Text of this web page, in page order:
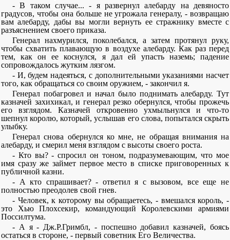
- В таком случае... - я развернул алебарду на девяносто
градусов, чтобы она больше не угрожала генералу, - возвращаю
вам алебарду, дабы вы могли вернуть ее стражнику вместе с
разъяснением своего приказа.
Генерал нахмурился, поколебался, а затем протянул руку,
чтобы схватить плавающую в воздухе алебарду. Как раз перед
тем, как он ее коснулся, я дал ей упасть наземь; падение
сопровождалось жутким лязгом.
- И, будем надеяться, с дополнительными указаниями насчет
того, как обращаться со своим оружием, - закончил я.
Генерал побагровел и начал было поднимать алебарду. Тут
казначей захихикал, и генерал резко обернулся, чтобы прожечь
его взглядом. Казначей откровенно ухмыльнулся и что-то
шепнул королю, который, услышав его слова, попытался скрыть
улыбку.
Генерал снова обернулся ко мне, не обращая внимания на
алебарду, и смерил меня взглядом с высоты своего роста.
- Кто вы? - спросил он тоном, подразумевающим, что мое
имя сразу же займет первое место в списке приговоренных к
публичной казни.
- А кто спрашивает? - ответил я с вызовом, все еще не
полностью преодолев свой гнев.
- Человек, к которому вы обращаетесь, - вмешался король, -
это Хью Плохсекир, командующий Королевскими армиями
Поссилтума.
- А я - Дж.Р.Гримбл, - поспешно добавил казначей, боясь
остаться в стороне, - первый советник Его Величества.